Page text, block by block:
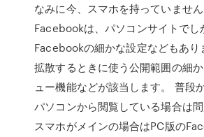
なみに今、スマホを持っていませ
Facebookは、パソコンサイトでし
Facebookの細かな設定などもあり
拡散するときに使う公開範囲の細
ュー機能などが該当します。 普段
パソコンから閲覧している場合は問
スマホがメインの場合はPC版の